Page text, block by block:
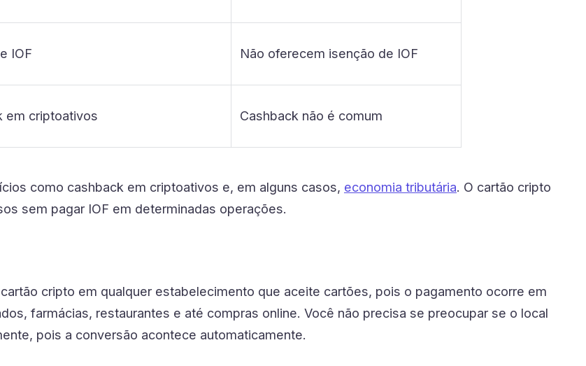
IOF Não oferecem isenção de IOF
em criptoativos Cashback não é comum
como cashback em criptoativos e, em alguns casos, economia tributária. O cartão cripto
sem pagar IOF em determinadas operações.
cripto em qualquer estabelecimento que aceite cartões, pois o pagamento ocorre em
farmácias, restaurantes e até compras online. Você não precisa se preocupar se o local
pois a conversão acontece automaticamente.